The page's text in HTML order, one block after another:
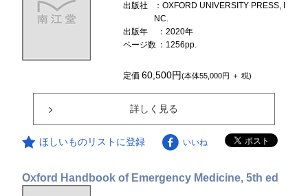
出版社
：OXFORD UNIVERSITY PRESS, I
NC.
出版年
：2020年
ページ数 ：1256pp.
定価60,500円(本体55,000円 ＋ 税)
詳しく見る
ほしいものリストに登録 いいね
Oxford Handbook of Emergency Medicine, 5th ed